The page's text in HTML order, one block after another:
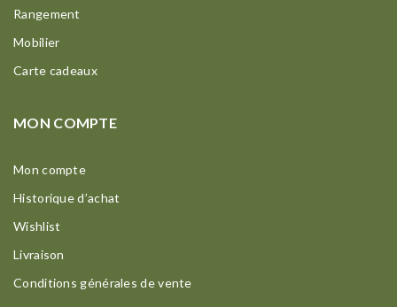
Rangement
Mobilier
Carte cadeaux
MON COMPTE
Mon compte
Historique d’achat
Wishlist
Livraison
Conditions générales de vente